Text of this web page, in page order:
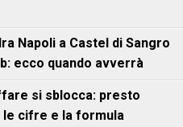
Napoli a Castel di Sangro
ecco quando avverrà
si sblocca: presto
le cifre e la formula